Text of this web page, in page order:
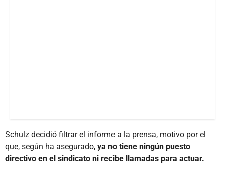
Schulz decidió filtrar el informe a la prensa, motivo por el
que, según ha asegurado, ya no tiene ningún puesto
directivo en el sindicato ni recibe llamadas para actuar.